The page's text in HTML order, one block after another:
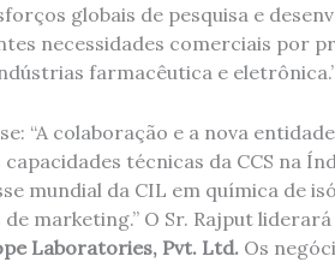
globais de pesquisa e
necessidades comerciais por
farmacêutica e
“A colaboração e a nova
técnicas da CCS na
mundial da CIL em química de
marketing.” O Sr. Rajput
Laboratories, Pvt. Ltd.Os